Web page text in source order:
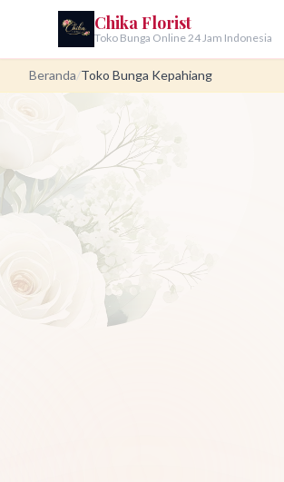
Chika Florist
Toko Bunga Online 24 Jam Indonesia
Beranda/Toko Bunga Kepahiang